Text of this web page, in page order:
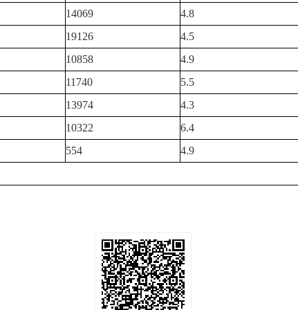
14069 4.8
19126 4.5
10858 4.9
11740 5.5
13974 4.3
10322 6.4
554 4.9